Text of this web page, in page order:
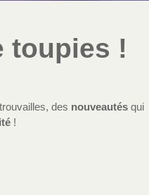
toupies !
des nouveautésqui
!